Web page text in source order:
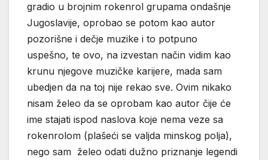
gradio u brojnim rokenrol grupama ondašnje
Jugoslavije, oprobao se potom kao autor
pozorišne i dečje muzike i to potpuno
uspešno, te ovo, na izvestan način vidim kao
krunu njegove muzičke karijere, mada sam
ubedjen da na toj nije rekao sve. Ovim nikako
nisam želeo da se oprobam kao autor čije će
ime stajati ispod naslova koje nema veze sa
rokenrolom (plašeći se valjda minskog polja),
nego sam želeo odati dužno priznanje legendi